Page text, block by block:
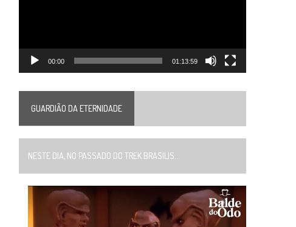
00:00 01:13:59
GUARDIÃO DA ETERNIDADE
NESTE DIA, NO PASSADO DO TREK BRASILIS...